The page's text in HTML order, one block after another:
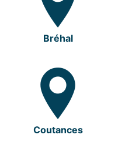
Bréhal
Coutances